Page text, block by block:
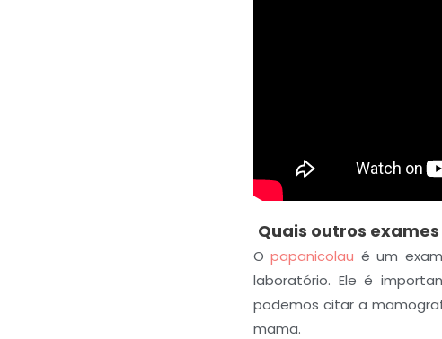
Quais outros
Opapanicolau é um
laboratório. Ele é
podemos citar a
mama.